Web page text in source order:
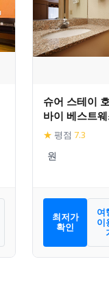
슈어 스테이
바이 베스트웨
이스트 브런즈
★ 평점 7.3
최저가
확인
여
이